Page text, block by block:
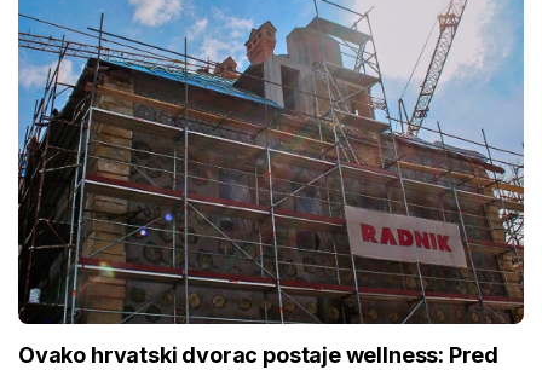
Ovako hrvatski dvorac postaje wellness: Pred